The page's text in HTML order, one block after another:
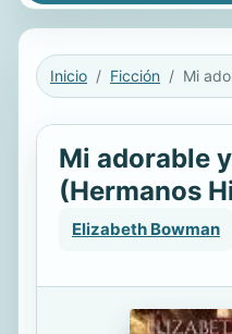
Inicio Ficción
Mi adorable
(Hermanos
Elizabeth Bowman